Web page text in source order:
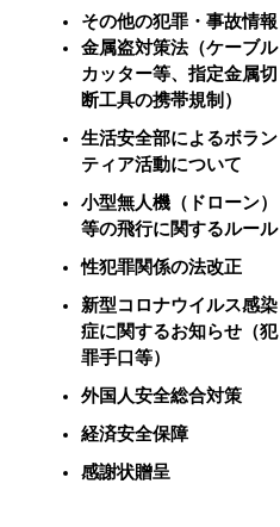
その他の犯罪・事故情報
金属盗対策法（ケーブル
カッター等、指定金属切
断工具の携帯規制）
生活安全部によるボラン
ティア活動について
小型無人機（ドローン）
等の飛行に関するルール
性犯罪関係の法改正
新型コロナウイルス感染
症に関するお知らせ（犯
罪手口等）
外国人安全総合対策
経済安全保障
感謝状贈呈